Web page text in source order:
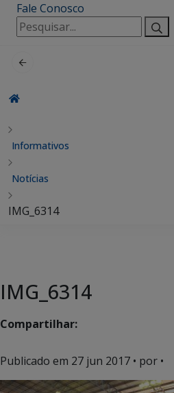
Fale Conosco
Pesquisar
por:
Informativos
Notícias
IMG_6314
IMG_6314
Compartilhar:
Publicado em 27 jun 2017 • por •